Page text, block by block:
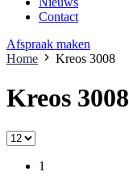
Contact
Afspraak maken
Home
Kreos 3008
Kreos 3008
1